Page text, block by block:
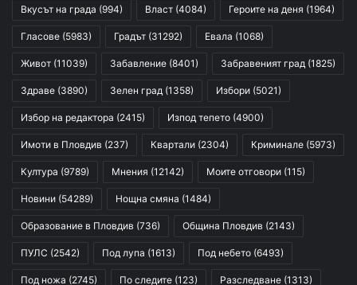
Вкусът на града (994) Власт (4084) Героите на деня (1964)
Гласове (5983) Градът (31292) Евала (1068)
Живот (11039) Забавление (8401) Забравеният град (1825)
Здраве (3890) Зелен град (1358) Избори (5021)
Избор на редактора (2415) Изпод тепето (4900)
Имоти в Пловдив (237) Квартали (2304) Криминале (5973)
Култура (9789) Мнения (12142) Моите отговори (115)
Новини (54289) Нощна смяна (1484)
Образование в Пловдив (736) Община Пловдив (2143)
ПУЛС (2542) Под лупа (1613) Под небето (6493)
Под ножа (2745) По следите (123) Разследване (1313)